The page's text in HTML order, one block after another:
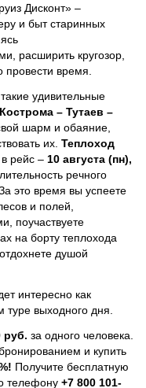
Дисконт» –
и быт старинных
расширить кругозор,
провести время.
удивительные
– Тутаев –
шарм и обаяние,
их. Теплоход
рейс – 10 августа (пн),
речного
это время вы успеете
и полей,
поучаствуете
на борту теплохода
душой
интересно как
туре выходного дня.
руб. за одного человека.
и купить
Получите бесплатную
телефону +7 800 101-